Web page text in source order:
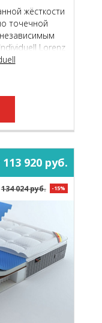
жёсткости
точечной
Lorenz
во
920 руб.
134 024 руб. -15%